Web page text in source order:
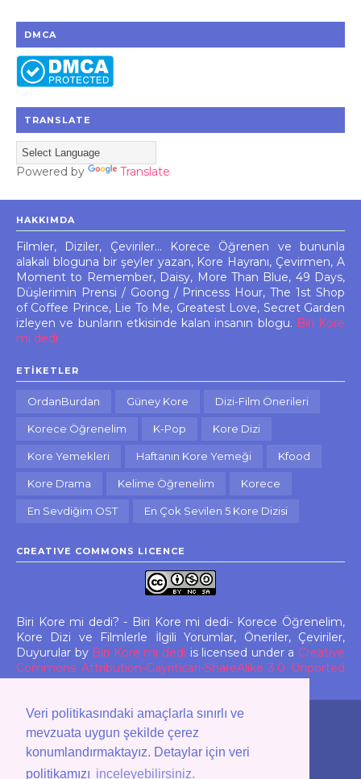
Veri politikasındaki amaçlarla sınırlı ve
mevzuata uygun şekilde çerez
konumlandırmaktayız. Detaylar için veri
politikamızı inceleyebilirsiniz.
DMCA
TRANSLATE
Powered by Translate
HAKKIMDA
Filmler, Diziler, Çeviriler... Korece Öğrenen ve bununla
alakalı bloguna bir şeyler yazan, Kore Hayranı, Çevirmen, A
Moment to Remember, Daisy, More Than Blue, 49 Days,
Düşlerimin Prensi / Goong / Princess Hour, The 1st Shop
of Coffee Prince, Lie To Me, Greatest Love, Secret Garden
izleyen ve bunların etkisinde kalan insanın blogu. Biri Kore
mi dedi
ETIKETLER
OrdanBurdan Güney Kore Dizi-Film Önerileri
Korece Öğrenelim K-Pop Kore Dizi
Kore Yemekleri Haftanın Kore Yemeği Kfood
Kore Drama Kelime Öğrenelim Korece
En Sevdiğim OST En Çok Sevilen 5 Kore Dizisi
CREATIVE COMMONS LICENCE
Biri Kore mi dedi? - Biri Kore mi dedi- Korece Öğrenelim,
Kore Dizi ve Filmlerle İlgili Yorumlar, Öneriler, Çeviriler,
Duyurular by Biri Kore mi dedi is licensed under a Creative
Commons Attribution-Gayriticari-ShareAlike 3.0 Unported
License. All rights reserved.
Copyright © 2011 - 2026 Biri Kore mi dedi? ...